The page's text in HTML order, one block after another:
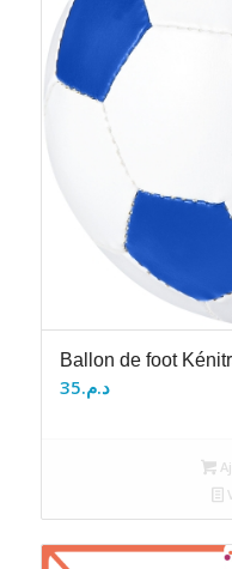
Ballon de foot
د.م.35